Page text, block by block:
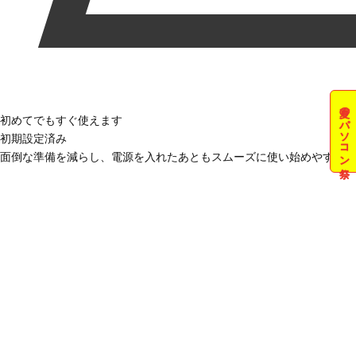
夏のパソコン祭
初めてでもすぐ使えます
初期設定済み
面倒な準備を減らし、電源を入れたあともスムーズに使い始めやすい